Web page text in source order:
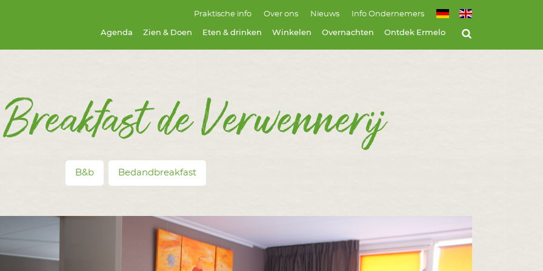
Agenda Zien & Doen Eten & drinken Winkelen Overnachten Ontdek Ermelo
Praktische info Over ons Nieuws Info Ondernemers
de Verwennerij
B&b Bedandbreakfast